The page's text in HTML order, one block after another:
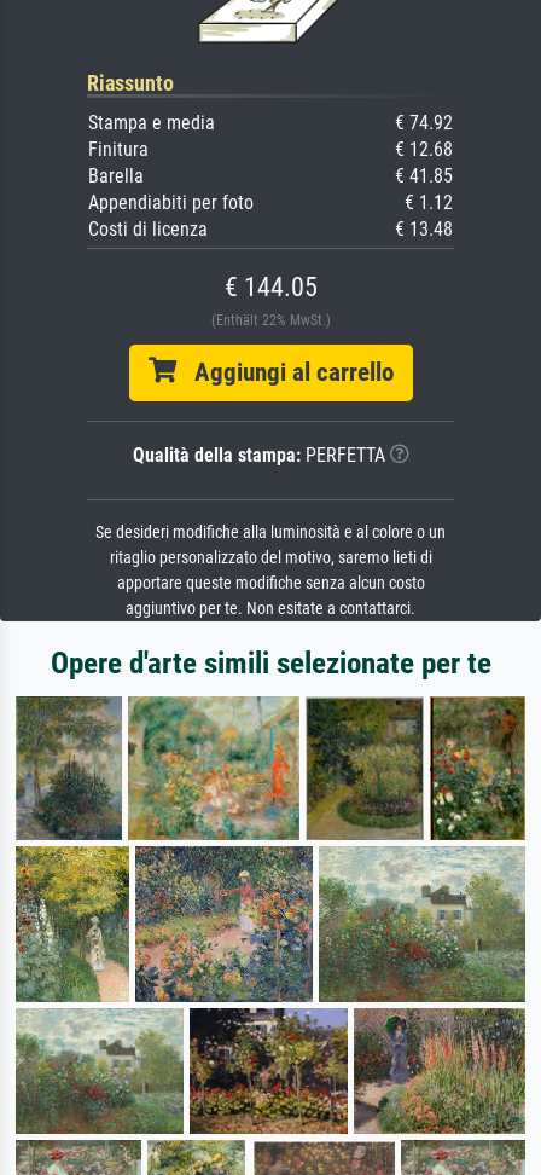
Riassunto
Stampa e media
€ 74.92
Finitura
€ 12.68
Barella
€ 41.85
Appendiabiti per foto
€ 1.12
Costi di licenza
€ 13.48
€ 144.05
(Enthält 22% MwSt.)
Aggiungi al carrello
Qualità della stampa:PERFETTA
Se desideri modifiche alla luminosità e al colore o un
ritaglio personalizzato del motivo, saremo lieti di
apportare queste modifiche senza alcun costo
aggiuntivo per te. Non esitate a contattarci.
Opere d'arte simili selezionate per te